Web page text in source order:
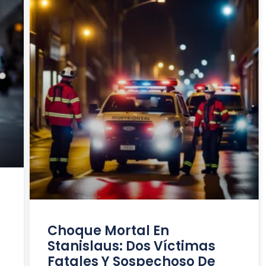
Choque Mortal En
Stanislaus: Dos Víctimas
Fatales Y Sospechoso De